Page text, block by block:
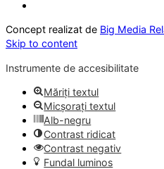
Concept realizat de Big Media
Skip to content
Instrumente de accesibilitate
Măriți textul
Micșorați textul
Alb-negru
Contrast ridicat
Contrast negativ
Fundal luminos